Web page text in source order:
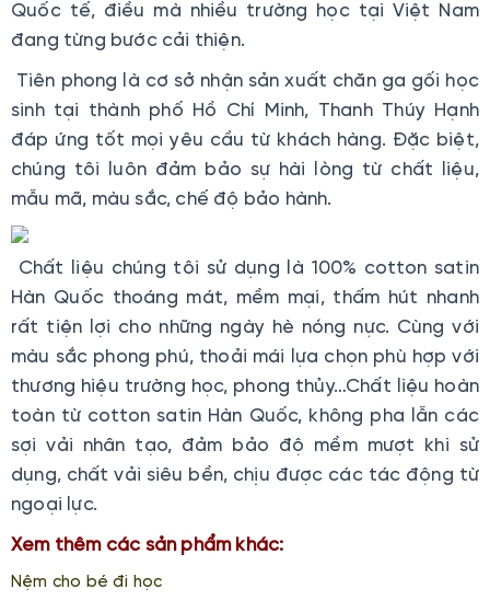
Quốc tế, điều mà nhiều trường học tại Việt Nam
đang từng bước cải thiện.
Tiên phong là cơ sở nhận sản xuất chăn ga gối học
sinh tại thành phố Hồ Chí Minh, Thanh Thúy Hạnh
đáp ứng tốt mọi yêu cầu từ khách hàng. Đặc biệt,
chúng tôi luôn đảm bảo sự hài lòng từ chất liệu,
mẫu mã, màu sắc, chế độ bảo hành.
Chất liệu chúng tôi sử dụng là 100% cotton satin
Hàn Quốc thoáng mát, mềm mại, thấm hút nhanh
rất tiện lợi cho những ngày hè nóng nực. Cùng với
màu sắc phong phú, thoải mái lựa chọn phù hợp với
thương hiệu trường học, phong thủy…Chất liệu hoàn
toàn từ cotton satin Hàn Quốc, không pha lẫn các
sợi vải nhân tạo, đảm bảo độ mềm mượt khi sử
dụng, chất vải siêu bền, chịu được các tác động từ
ngoại lực.
Xem thêm các sản phẩm khác:
Nệm cho bé đi học